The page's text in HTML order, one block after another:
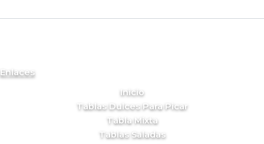
Enlaces
Inicio
Tablas Dulces Para Picar
Tabla Mixta
Tablas Saladas